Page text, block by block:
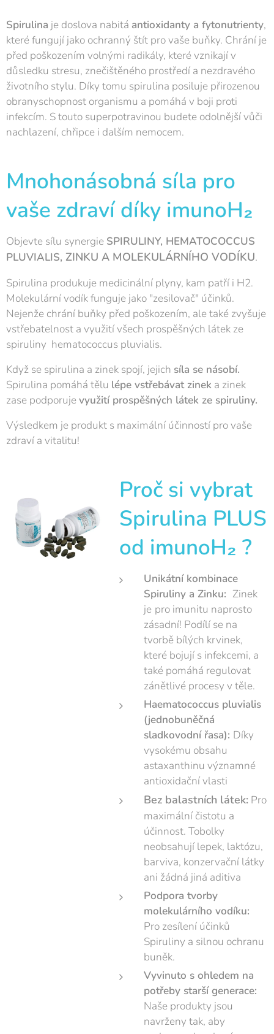
Spirulina je doslova nabitá antioxidanty a fytonutrienty,
které fungují jako ochranný štít pro vaše buňky. Chrání je
před poškozením volnými radikály, které vznikají v
důsledku stresu, znečištěného prostředí a nezdravého
životního stylu. Díky tomu spirulina posiluje přirozenou
obranyschopnost organismu a pomáhá v boji proti
infekcím. S touto superpotravinou budete odolnější vůči
nachlazení, chřipce i dalším nemocem.
Mnohonásobná síla pro
vaše zdraví díky imunoH₂
Objevte sílu synergie SPIRULINY, HEMATOCOCCUS
PLUVIALIS, ZINKU A MOLEKULÁRNÍHO VODÍKU.
Spirulina produkuje medicinální plyny, kam patří i H2.
Molekulární vodík funguje jako "zesilovač" účinků.
Nejenže chrání buňky před poškozením, ale také zvyšuje
vstřebatelnost a využití všech prospěšných látek ze
spiruliny hematococcus pluvialis.
Když se spirulina a zinek spojí, jejich síla se násobí.
Spirulina pomáhá tělu lépe vstřebávat zinek a zinek
zase podporujevyužití prospěšných látek ze spiruliny.
Výsledkem je produkt s maximální účinností pro vaše
zdraví a vitalitu!
Proč si vybrat
Spirulina PLUS
od imunoH₂ ?
Unikátní kombinace
Spiruliny a Zinku: Zinek
je pro imunitu naprosto
zásadní! Podílí se na
tvorbě bílých krvinek,
které bojují s infekcemi, a
také pomáhá regulovat
zánětlivé procesy v těle.
Haematococcus pluvialis
(jednobuněčná
sladkovodní řasa): Díky
vysokému obsahu
astaxanthinu významné
antioxidační vlasti
Bez balastních látek: Pro
maximální čistotu a
účinnost. Tobolky
neobsahují lepek, laktózu,
barviva, konzervační látky
ani žádná jiná aditiva
Podpora tvorby
molekulárního vodíku:
Pro zesílení účinků
Spiruliny a silnou ochranu
buněk.
Vyvinuto s ohledem na
potřeby starší generace:
Naše produkty jsou
navrženy tak, aby